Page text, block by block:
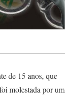
de 15 anos, que
molestada por um